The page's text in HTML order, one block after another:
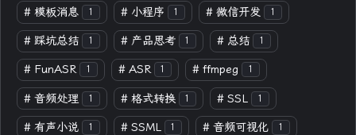
# 模板消息 1 # 小程序 1 # 微信开发 1
# 踩坑总结 1 # 产品思考 1 # 总结 1
# FunASR 1 # ASR 1 # ffmpeg 1
# 音频处理 1 # 格式转换 1 # SSL 1
# 有声小说 1 # SSML 1 # 音频可视化 1